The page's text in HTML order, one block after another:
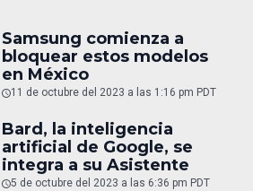
Samsung comienza a
bloquear estos modelos
en México
11 de octubre del 2023 a las 1:16 pm PDT
Bard, la inteligencia
artificial de Google, se
integra a su Asistente
5 de octubre del 2023 a las 6:36 pm PDT